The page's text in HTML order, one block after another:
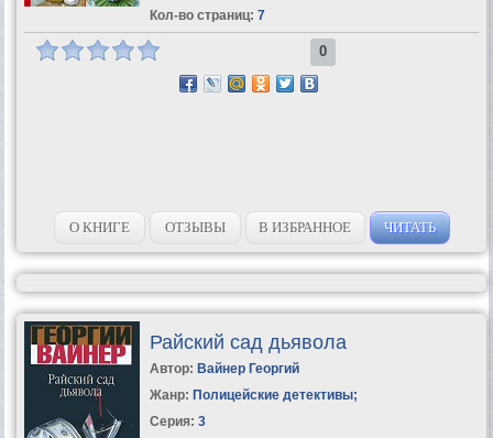
Кол-во страниц: 7
0
О КНИГЕ ОТЗЫВЫ В ИЗБРАННОЕ ЧИТАТЬ
Райский сад дьявола
Автор: Вайнер Георгий
Жанр: Полицейские детективы;
Серия: 3